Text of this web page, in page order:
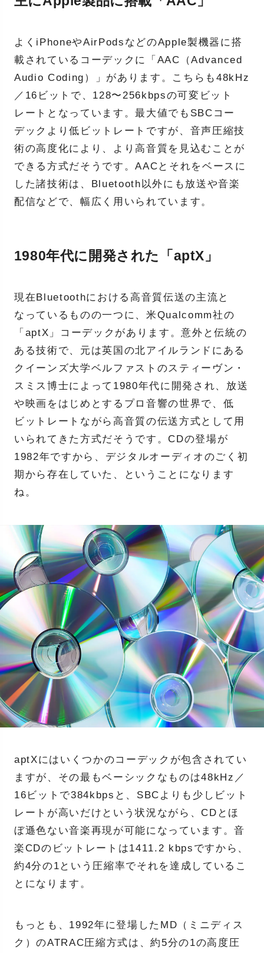
よくiPhoneやAirPodsなどのApple製機器に搭
載されているコーデックに「AAC（Advanced
Audio Coding）」があります。こちらも48kHz
／16ビットで、128〜256kbpsの可変ビット
レートとなっています。最大値でもSBCコー
デックより低ビットレートですが、音声圧縮技
術の高度化により、より高音質を見込むことが
できる方式だそうです。AACとそれをベースに
した諸技術は、Bluetooth以外にも放送や音楽
配信などで、幅広く用いられています。
1980年代に開発された「aptX」
現在Bluetoothにおける高音質伝送の主流と
なっているものの一つに、米Qualcomm社の
「aptX」コーデックがあります。意外と伝統の
ある技術で、元は英国の北アイルランドにある
クイーンズ大学ベルファストのスティーヴン・
スミス博士によって1980年代に開発され、放送
や映画をはじめとするプロ音響の世界で、低
ビットレートながら高音質の伝送方式として用
いられてきた方式だそうです。CDの登場が
1982年ですから、デジタルオーディオのごく初
期から存在していた、ということになります
ね。
aptXにはいくつかのコーデックが包含されてい
ますが、その最もベーシックなものは48kHz／
16ビットで384kbpsと、SBCよりも少しビット
レートが高いだけという状況ながら、CDとほ
ぼ遜色ない音楽再現が可能になっています。音
楽CDのビットレートは1411.2 kbpsですから、
約4分の1という圧縮率でそれを達成しているこ
とになります。
もっとも、1992年に登場したMD（ミニディス
ク）のATRAC圧縮方式は、約5分の1の高度圧